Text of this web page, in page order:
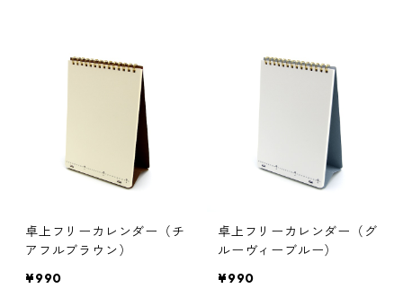
卓上フリーカレンダー（チ
アフルブラウン）
¥990
卓上フリーカレンダー（グ
ルーヴィーブルー）
¥990